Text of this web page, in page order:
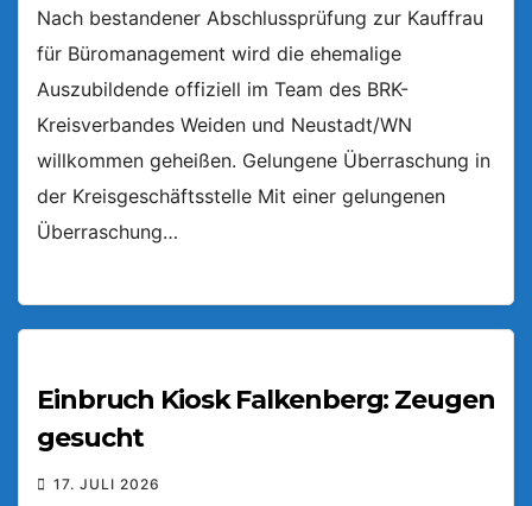
Nach bestandener Abschlussprüfung zur Kauffrau
für Büromanagement wird die ehemalige
Auszubildende offiziell im Team des BRK-
Kreisverbandes Weiden und Neustadt/WN
willkommen geheißen. Gelungene Überraschung in
der Kreisgeschäftsstelle Mit einer gelungenen
Überraschung…
Einbruch Kiosk Falkenberg: Zeugen
gesucht
17. JULI 2026